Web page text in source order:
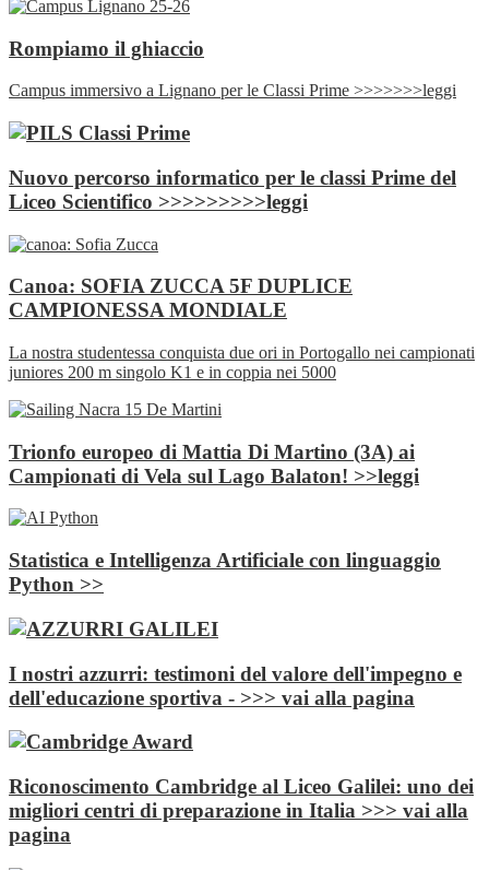
Rompiamo il ghiaccio
Campus immersivo a Lignano per le Classi Prime >>>>>>>leggi
Nuovo percorso informatico per le classi Prime del
Liceo Scientifico >>>>>>>>>leggi
Canoa: SOFIA ZUCCA 5F DUPLICE
CAMPIONESSA MONDIALE
La nostra studentessa conquista due ori in Portogallo nei campionati
juniores 200 m singolo K1 e in coppia nei 5000
Trionfo europeo di Mattia Di Martino (3A) ai
Campionati di Vela sul Lago Balaton! >>leggi
Statistica e Intelligenza Artificiale con linguaggio
Python >>
I nostri azzurri: testimoni del valore dell'impegno e
dell'educazione sportiva - >>> vai alla pagina
Riconoscimento Cambridge al Liceo Galilei: uno dei
migliori centri di preparazione in Italia >>> vai alla
pagina